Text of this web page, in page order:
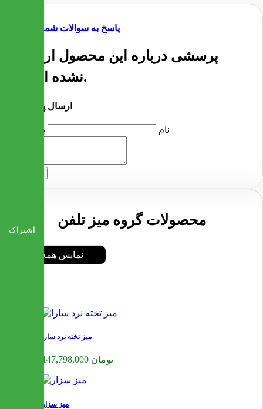
پاسخ به سوالات شما
پرسشی درباره این محصول ارسال
نشده است.
ارسال پرسش
نام پرسش
محصولات گروه میز تلفن
نمایش همه
میز تخته نرد سارا
147,798,000 تومان
میز سزار
اشتراک